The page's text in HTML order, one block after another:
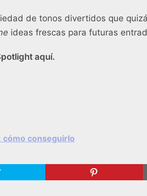
de tonos divertidos que
ideas frescas para futuras
aquí.
cómo conseguirlo